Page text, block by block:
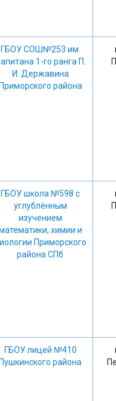
ГБОУ СОШ№253 им.
1-го ранга П.
И. Державина
Приморского района
ГБОУ школа №598 с
углублённым
изучением
химии и
Приморского
района СПб
ГБОУ лицей №410
Пушкинского района